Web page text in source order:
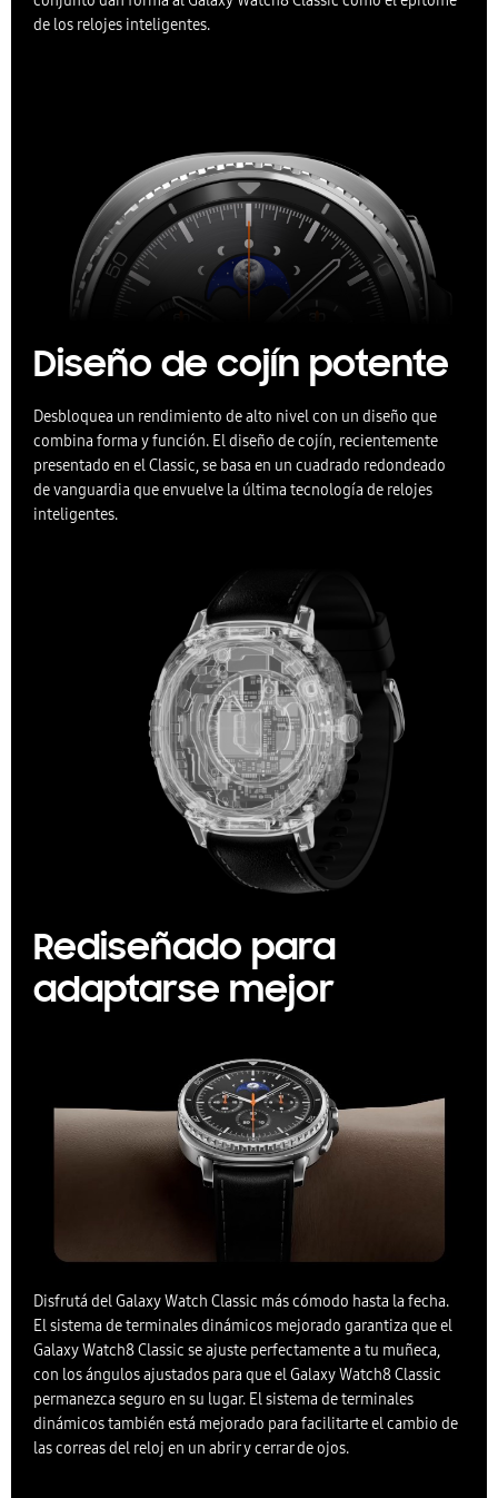
de los relojes inteligentes.
Diseño de cojín potente
Desbloquea un rendimiento de alto nivel con un diseño que
combina forma y función. El diseño de cojín, recientemente
presentado en el Classic, se basa en un cuadrado redondeado
de vanguardia que envuelve la última tecnología de relojes
inteligentes.
Rediseñado para
adaptarse mejor
Disfrutá del Galaxy Watch Classic más cómodo hasta la fecha.
El sistema de terminales dinámicos mejorado garantiza que el
Galaxy Watch8 Classic se ajuste perfectamente a tu muñeca,
con los ángulos ajustados para que el Galaxy Watch8 Classic
permanezca seguro en su lugar. El sistema de terminales
dinámicos también está mejorado para facilitarte el cambio de
las correas del reloj en un abrir y cerrar de ojos.